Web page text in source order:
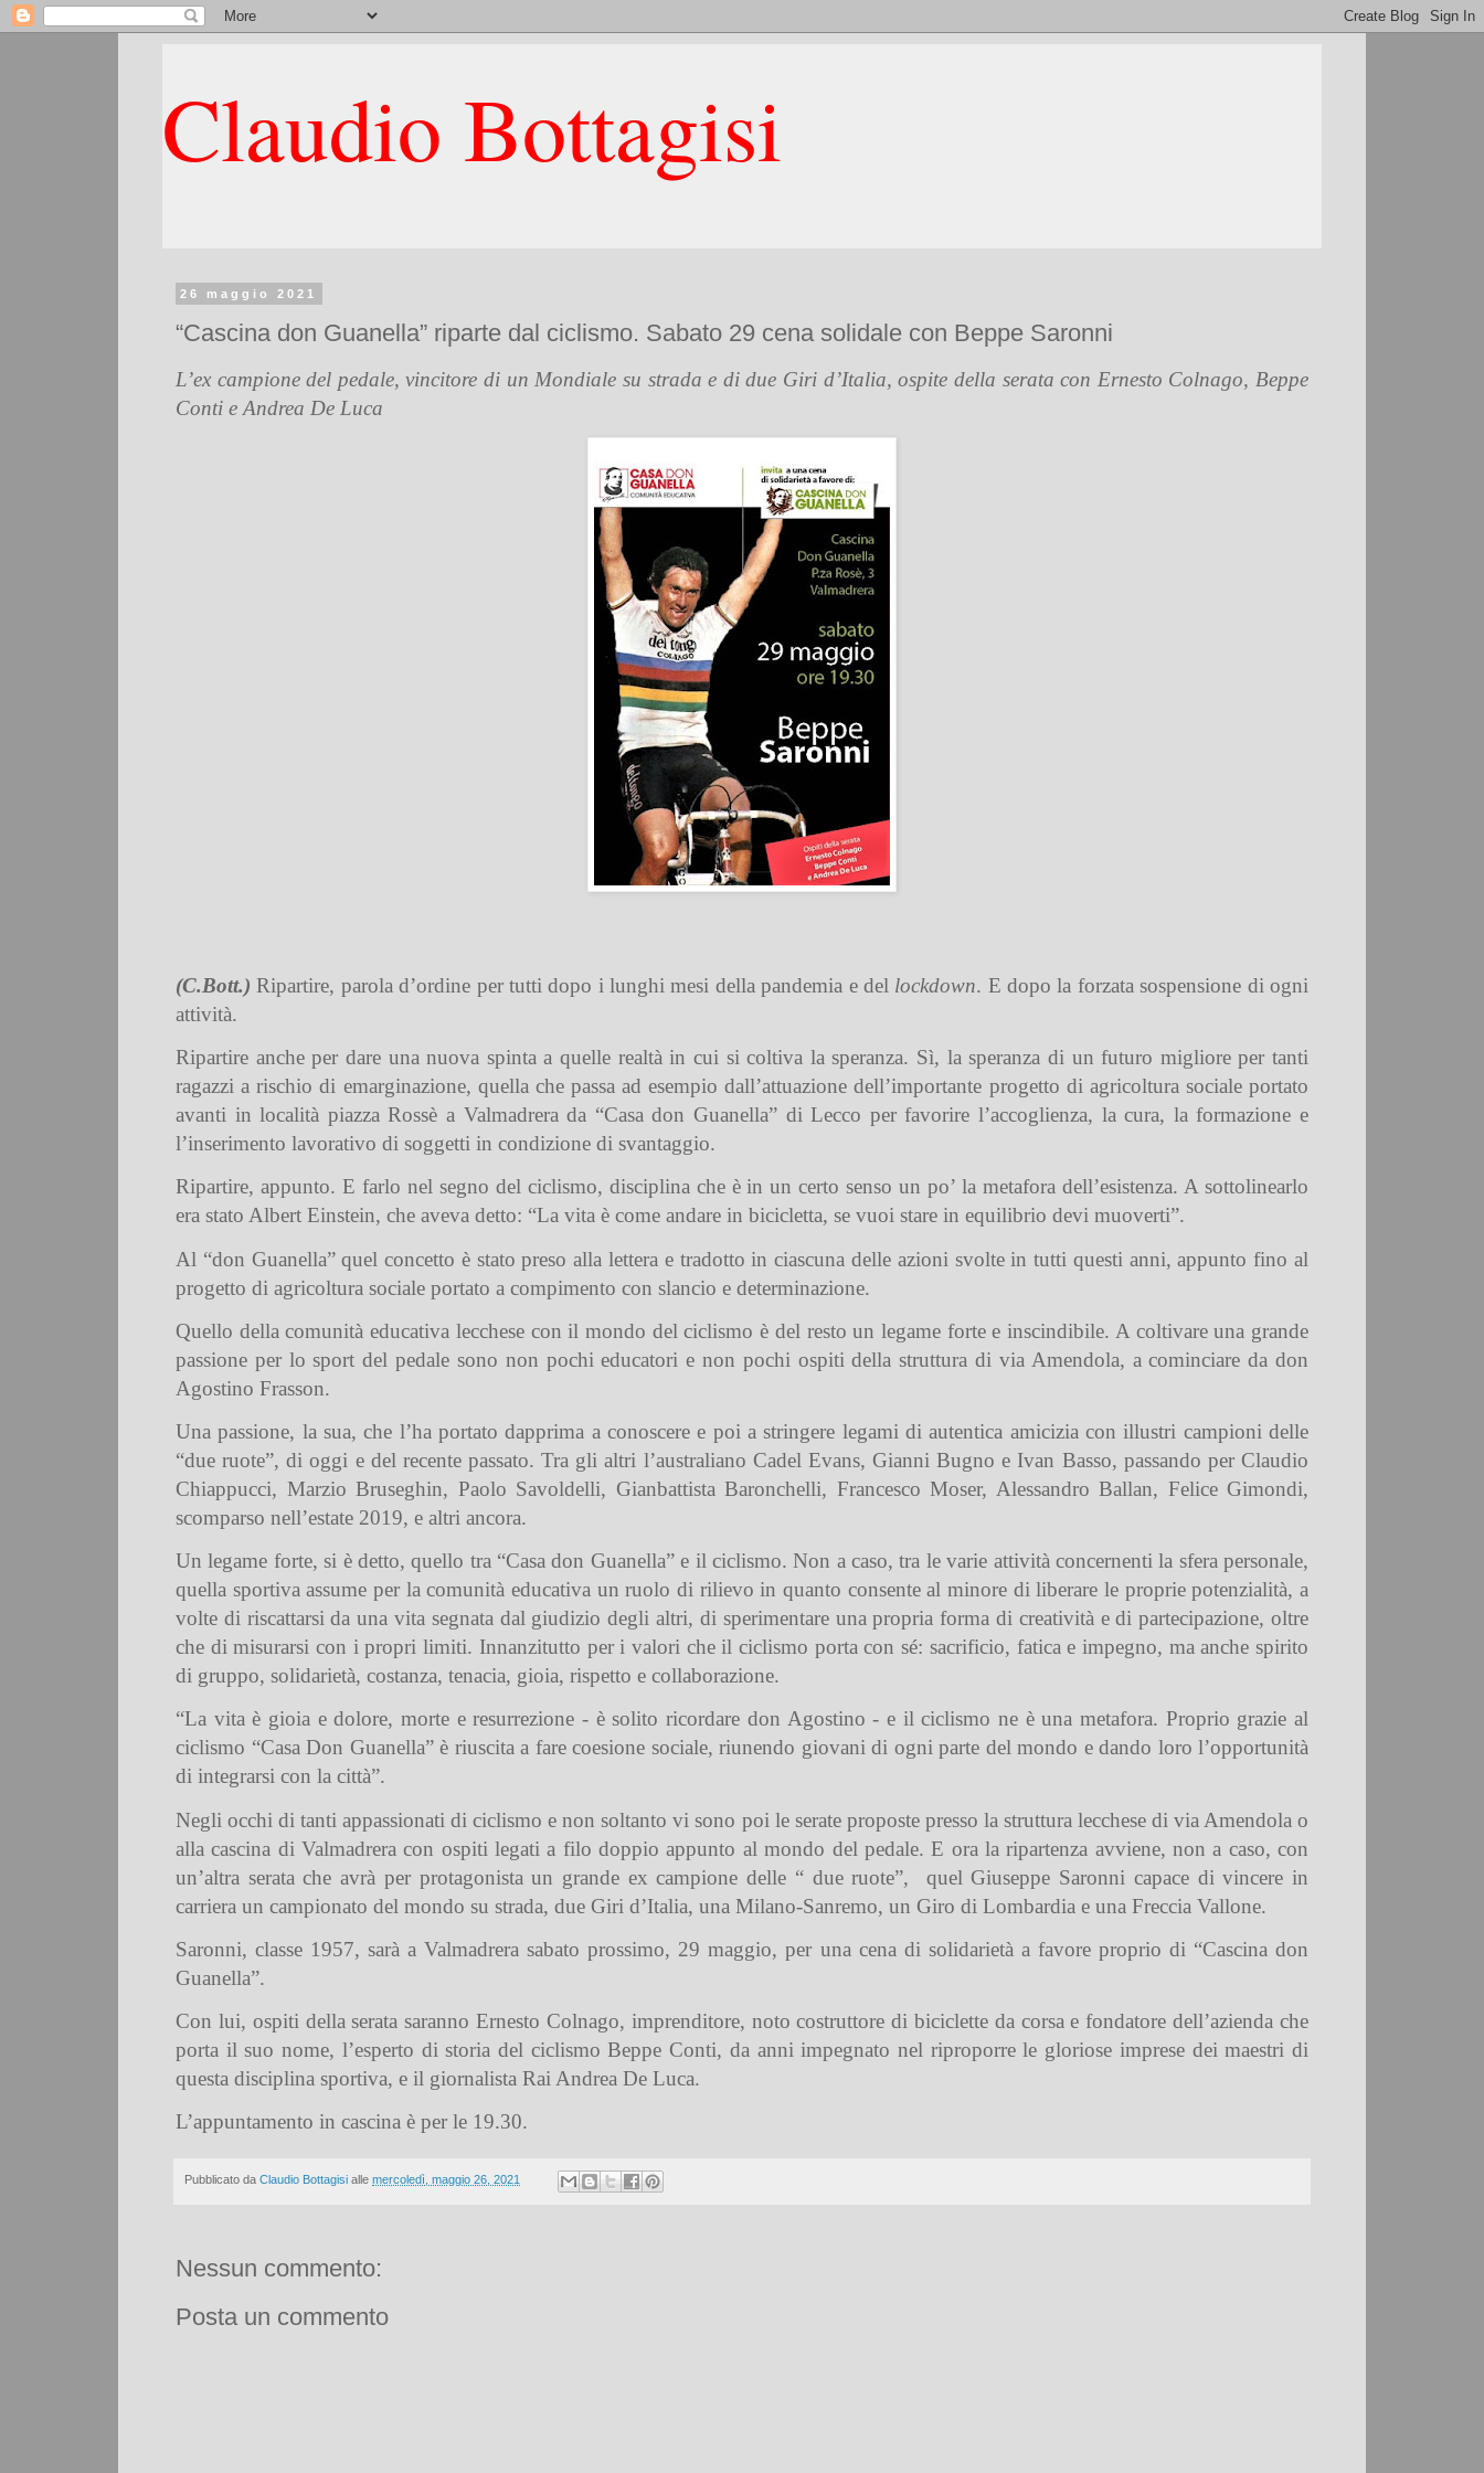
Claudio Bottagisi
26 maggio 2021
“Cascina don Guanella” riparte dal ciclismo. Sabato 29 cena solidale con Beppe Saronni
L’ex campione del pedale, vincitore di un Mondiale su strada e di due Giri d’Italia, ospite della serata con Ernesto Colnago, Beppe
Conti e Andrea De Luca
(C.Bott.) Ripartire, parola d’ordine per tutti dopo i lunghi mesi della pandemia e del lockdown. E dopo la forzata sospensione di ogni
attività.
Ripartire anche per dare una nuova spinta a quelle realtà in cui si coltiva la speranza. Sì, la speranza di un futuro migliore per tanti
ragazzi a rischio di emarginazione, quella che passa ad esempio dall’attuazione dell’importante progetto di agricoltura sociale portato
avanti in località piazza Rossè a Valmadrera da “Casa don Guanella” di Lecco per favorire l’accoglienza, la cura, la formazione e
l’inserimento lavorativo di soggetti in condizione di svantaggio.
Ripartire, appunto. E farlo nel segno del ciclismo, disciplina che è in un certo senso un po’ la metafora dell’esistenza. A sottolinearlo
era stato Albert Einstein, che aveva detto: “La vita è come andare in bicicletta, se vuoi stare in equilibrio devi muoverti”.
Al “don Guanella” quel concetto è stato preso alla lettera e tradotto in ciascuna delle azioni svolte in tutti questi anni, appunto fino al
progetto di agricoltura sociale portato a compimento con slancio e determinazione.
Quello della comunità educativa lecchese con il mondo del ciclismo è del resto un legame forte e inscindibile. A coltivare una grande
passione per lo sport del pedale sono non pochi educatori e non pochi ospiti della struttura di via Amendola, a cominciare da don
Agostino Frasson.
Una passione, la sua, che l’ha portato dapprima a conoscere e poi a stringere legami di autentica amicizia con illustri campioni delle
“due ruote”, di oggi e del recente passato. Tra gli altri l’australiano Cadel Evans, Gianni Bugno e Ivan Basso, passando per Claudio
Chiappucci, Marzio Bruseghin, Paolo Savoldelli, Gianbattista Baronchelli, Francesco Moser, Alessandro Ballan, Felice Gimondi,
scomparso nell’estate 2019, e altri ancora.
Un legame forte, si è detto, quello tra “Casa don Guanella” e il ciclismo. Non a caso, tra le varie attività concernenti la sfera personale,
quella sportiva assume per la comunità educativa un ruolo di rilievo in quanto consente al minore di liberare le proprie potenzialità, a
volte di riscattarsi da una vita segnata dal giudizio degli altri, di sperimentare una propria forma di creatività e di partecipazione, oltre
che di misurarsi con i propri limiti. Innanzitutto per i valori che il ciclismo porta con sé: sacrificio, fatica e impegno, ma anche spirito
di gruppo, solidarietà, costanza, tenacia, gioia, rispetto e collaborazione.
“La vita è gioia e dolore, morte e resurrezione - è solito ricordare don Agostino - e il ciclismo ne è una metafora. Proprio grazie al
ciclismo “Casa Don Guanella” è riuscita a fare coesione sociale, riunendo giovani di ogni parte del mondo e dando loro l’opportunità
di integrarsi con la città”.
Negli occhi di tanti appassionati di ciclismo e non soltanto vi sono poi le serate proposte presso la struttura lecchese di via Amendola o
alla cascina di Valmadrera con ospiti legati a filo doppio appunto al mondo del pedale. E ora la ripartenza avviene, non a caso, con
un’altra serata che avrà per protagonista un grande ex campione delle “ due ruote”,
quel Giuseppe Saronni capace di vincere in
carriera un campionato del mondo su strada, due Giri d’Italia, una Milano-Sanremo, un Giro di Lombardia e una Freccia Vallone.
Saronni, classe 1957, sarà a Valmadrera sabato prossimo, 29 maggio, per una cena di solidarietà a favore proprio di “Cascina don
Guanella”.
Con lui, ospiti della serata saranno Ernesto Colnago, imprenditore, noto costruttore di biciclette da corsa e fondatore dell’azienda che
porta il suo nome, l’esperto di storia del ciclismo Beppe Conti, da anni impegnato nel riproporre le gloriose imprese dei maestri di
questa disciplina sportiva, e il giornalista Rai Andrea De Luca.
L’appuntamento in cascina è per le 19.30.
Pubblicato da Claudio Bottagisi alle mercoledì, maggio 26, 2021
Nessun commento:
Posta un commento